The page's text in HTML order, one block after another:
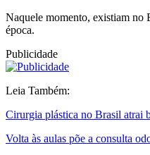
Naquele momento, existiam no
época.
Publicidade
Leia Também:
Cirurgia plástica no Brasil atrai
Volta às aulas põe a consulta